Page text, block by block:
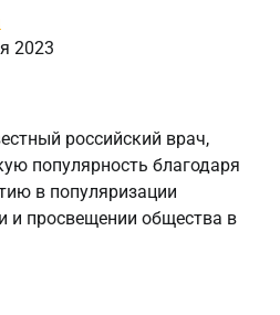
2023
российский врач,
популярность благодаря
в популяризации
и просвещении общества в